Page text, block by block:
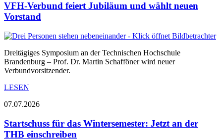
VFH-Verbund feiert Jubiläum und wählt neuen
Vorstand
Dreitägiges Symposium an der Technischen Hochschule
Brandenburg – Prof. Dr. Martin Schafföner wird neuer
Verbundvorsitzender.
LESEN
07.07.2026
Startschuss für das Wintersemester: Jetzt an der
THB einschreiben